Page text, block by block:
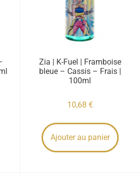
Zia | K-Fuel | Framboise
bleue – Cassis – Frais |
100ml
10,68 €
Ajouter au panier